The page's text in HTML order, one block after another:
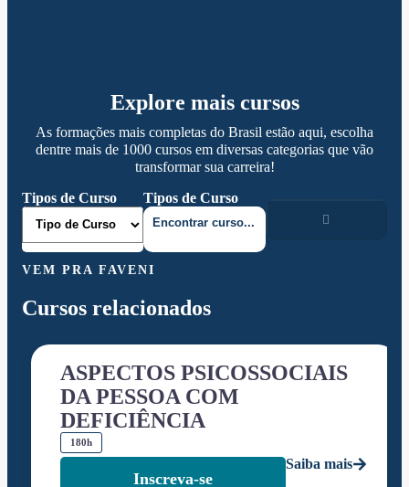
Explore mais cursos
As formações mais completas do Brasil estão aqui, escolha
dentre mais de 1000 cursos em diversas categorias que vão
transformar sua carreira!
Tipos de Curso
Tipos de Curso
VEM PRA FAVENI
Cursos relacionados
ASPECTOS PSICOSSOCIAIS
DA PESSOA COM
DEFICIÊNCIA
180h
Inscreva-se
Saiba mais